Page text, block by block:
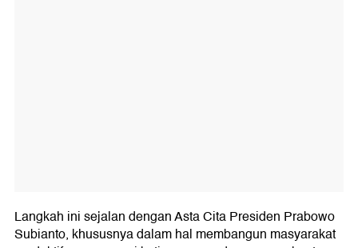
Langkah ini sejalan dengan Asta Cita Presiden Prabowo
Subianto, khususnya dalam hal membangun masyarakat